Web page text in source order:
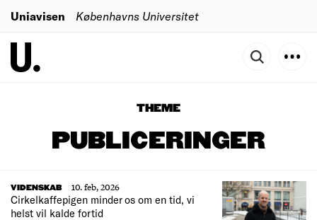
Uniavisen Københavns Universitet
THEME
PUBLICERINGER
VIDENSKAB
10. feb, 2026
Cirkelkaffepigen minder os om en tid, vi
helst vil kalde fortid